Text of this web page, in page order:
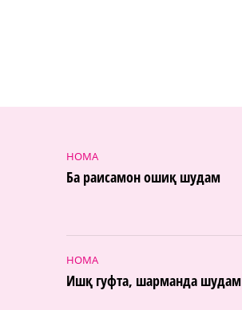
НОМА
Ба раисамон ошиқ шудам
НОМА
Ишқ гуфта, шарманда шудам